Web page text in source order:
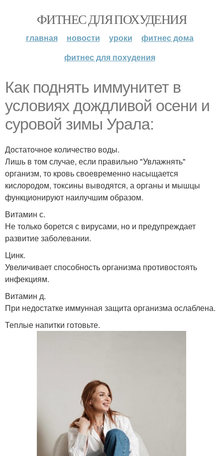
ФИТНЕС ДЛЯ ПОХУДЕНИЯ
главная новости уроки
фитнес дома
фитнес для похудения
Как поднять иммунитет в
условиях дождливой осени и
суровой зимы Урала:
Достаточное количество воды.
Лишь в том случае, если правильно "Увлажнять"
организм, то кровь своевременно насыщается
кислородом, токсины выводятся, а органы и мышцы
функционируют наилучшим образом.
Витамин с.
Не только борется с вирусами, но и предупреждает
развитие заболевании.
Цинк.
Увеличивает способность организма противостоять
инфекциям.
Витамин д.
При недостатке иммунная защита организма ослаблена.
Теплые напитки готовьте.